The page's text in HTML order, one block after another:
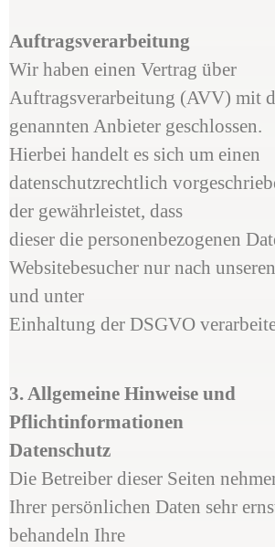
Auftragsverarbeitung
Wir haben einen Vertrag über
Auftragsverarbeitung (AVV) mit
genannten Anbieter geschlossen.
Hierbei handelt es sich um einen
datenschutzrechtlich
der gewährleistet, dass
dieser die personenbezogenen
Websitebesucher nur nach
und unter
Einhaltung der DSGVO
3. Allgemeine Hinweise und
Pflichtinformationen
Datenschutz
Die Betreiber dieser Seiten
Ihrer persönlichen Daten sehr
behandeln Ihre